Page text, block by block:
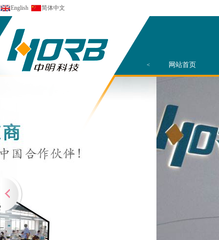
English 简体中文
< 网站首页